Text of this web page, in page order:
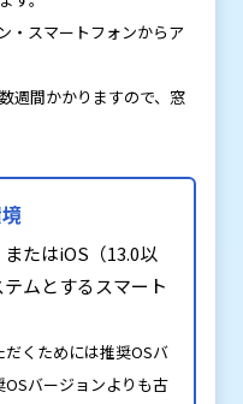
・スマートフォンからア
週間かかりますので、窓
たはiOS（13.0以
ムとするスマート
くためには推奨OSバ
バージョンよりも古